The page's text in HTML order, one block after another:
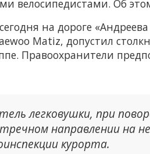
велосипедистами. Об
на дороге
Matiz, допустил
Правоохранители
легковушки, при
направлении на
курорта.